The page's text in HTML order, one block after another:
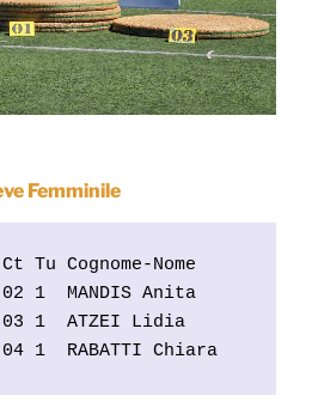
Femminile
Ct Tu Cognome-Nome
1  MANDIS Anita
1  ATZEI Lidia
1  RABATTI Chiara